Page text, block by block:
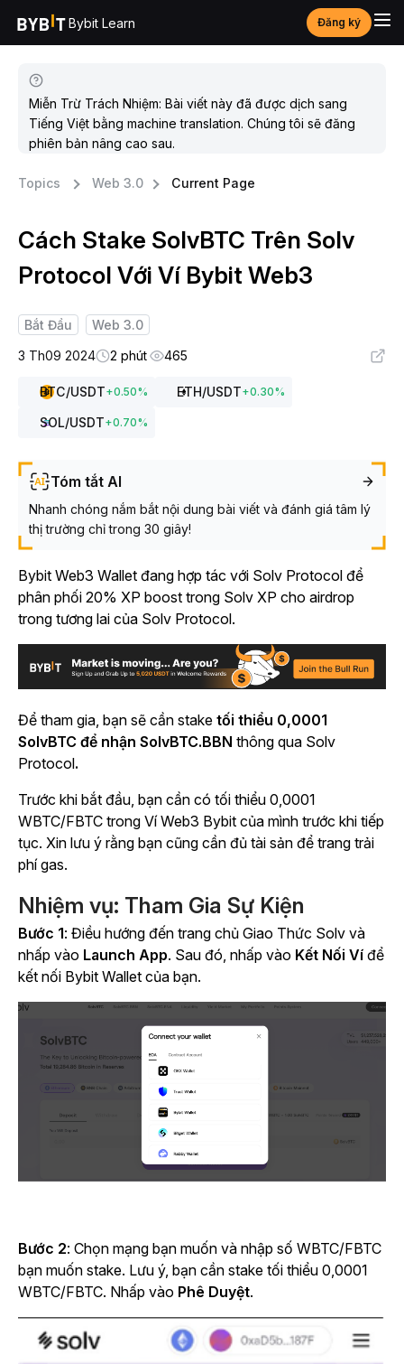
Bybit Learn Đăng ký
Miễn Trừ Trách Nhiệm: Bài viết này đã được dịch sang
Tiếng Việt bằng machine translation. Chúng tôi sẽ đăng
phiên bản nâng cao sau.
Topics Web 3.0 Current Page
Cách Stake SolvBTC Trên Solv
Protocol Với Ví Bybit Web3
Bắt Đầu
Web 3.0
3 Th09 2024
2 phút 465
BTC/USDT+0.50% ETH/USDT+0.30%
SOL/USDT+0.70%
Tóm tắt AI
Nhanh chóng nắm bắt nội dung bài viết và đánh giá tâm lý
thị trường chỉ trong 30 giây!
Bybit Web3 Wallet đang hợp tác với Solv Protocol để
phân phối 20% XP boost trong Solv XP cho airdrop
trong tương lai của Solv Protocol.
Để tham gia, bạn sẽ cần stake tối thiểu 0,0001
SolvBTC để nhận SolvBTC.BBN thông qua Solv
Protocol.
Trước khi bắt đầu, bạn cần có tối thiểu 0,0001
WBTC/FBTC trong Ví Web3 Bybit của mình trước khi tiếp
tục. Xin lưu ý rằng bạn cũng cần đủ tài sản để trang trải
phí gas.
Nhiệm vụ: Tham Gia Sự Kiện
Bước 1: Điều hướng đến trang chủ Giao Thức Solv và
nhấp vào Launch App. Sau đó, nhấp vào Kết Nối Ví để
kết nối Bybit Wallet của bạn.
Bước 2: Chọn mạng bạn muốn và nhập số WBTC/FBTC
bạn muốn stake. Lưu ý, bạn cần stake tối thiểu 0,0001
WBTC/FBTC. Nhấp vào Phê Duyệt.